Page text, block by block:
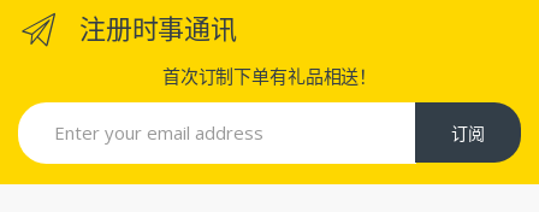
注册时事通讯
首次订制下单有礼品相送！
订阅